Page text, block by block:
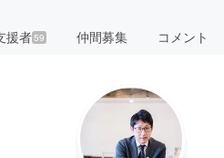
援者59 仲間募集 コメント